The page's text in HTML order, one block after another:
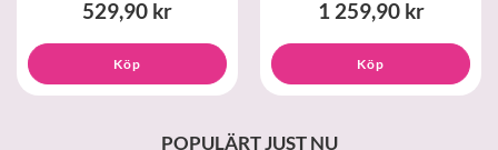
529,90 kr
Köp
1 259,90 kr
Köp
POPULÄRT JUST NU